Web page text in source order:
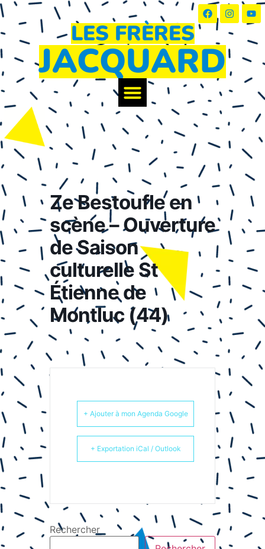
LES FRÈRES
JACQUARD
Ze Bestoufle en
scène – Ouverture
de Saison
culturelle St
Étienne de
Montluc (44)
+ Ajouter à mon Agenda Google
+ Exportation iCal / Outlook
Rechercher